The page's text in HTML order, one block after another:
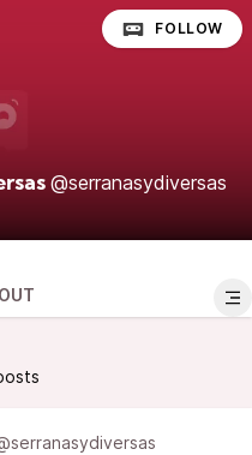
@serranasydiversas
FOLLOW